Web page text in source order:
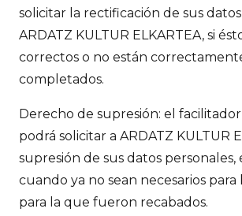
solicitar la rectificación de sus
ARDATZ KULTUR ELKARTEA, si
correctos o no están
completados.
Derecho de supresión: el
podrá solicitar a ARDATZ KULTUR
supresión de sus datos personales,
cuando ya no sean necesarios para
para la que fueron recabados.